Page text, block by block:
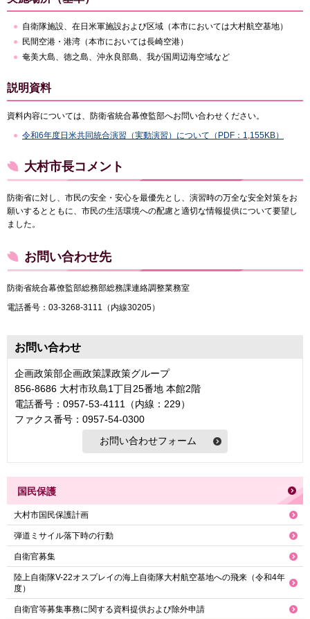
自衛隊施設、在日米軍施設および区域（本市においては大村航空基地）
民間空港・港湾（本市においては長崎空港）
奄美大島、徳之島、沖永良部島、我が国周辺海空域など
説明資料
資料内容については、防衛省統合幕僚監部へお問い合わせください。
令和6年度日米共同統合演習（実動演習）について（PDF：1,155KB）
大村市長コメント
防衛省に対し、市民の安全・安心を最優先とし、演習時の万全な安全対策をお
願いするとともに、市民の生活環境への配慮と適切な情報提供について要望し
ました。
お問い合わせ先
防衛省統合幕僚監部総務部総務課連絡調整業務室
電話番号：03-3268-3111（内線30205）
お問い合わせ
企画政策部企画政策課政策グループ
856-8686 大村市玖島1丁目25番地 本館2階
電話番号：0957-53-4111（内線：229）
ファクス番号：0957-54-0300
国民保護
大村市国民保護計画
弾道ミサイル落下時の行動
自衛官募集
陸上自衛隊V-22オスプレイの海上自衛隊大村航空基地への飛来（令和4年
度）
自衛官等募集事務に関する資料提供および除外申請